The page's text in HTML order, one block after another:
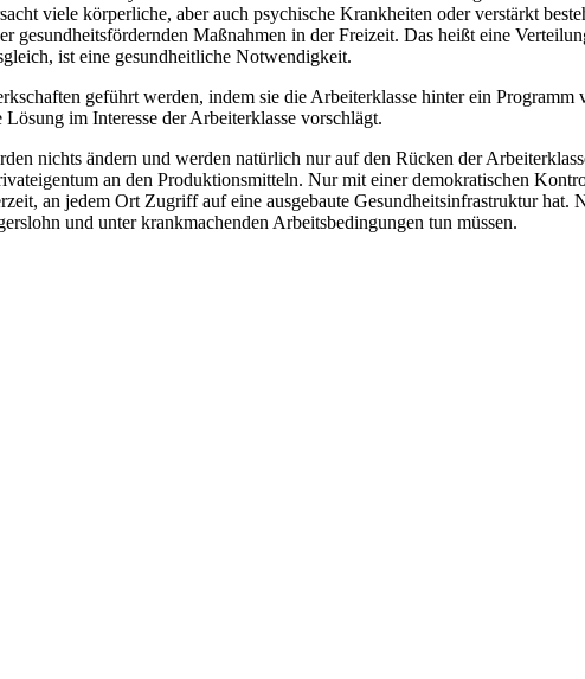
viele körperliche, aber auch psychische Krankheiten oder verstärkt
gesundheitsfördernden Maßnahmen in der Freizeit. Das heißt eine
ist eine gesundheitliche Notwendigkeit.
geführt werden, indem sie die Arbeiterklasse hinter ein Programm
im Interesse der Arbeiterklasse vorschlägt.
nichts ändern und werden natürlich nur auf den Rücken der
an den Produktionsmitteln. Nur mit einer demokratischen
an jedem Ort Zugriff auf eine ausgebaute Gesundheitsinfrastruktur
und unter krankmachenden Arbeitsbedingungen tun müssen.